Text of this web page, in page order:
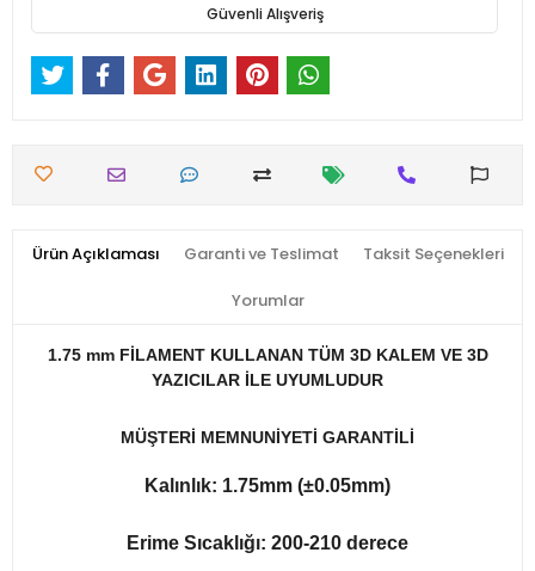
Güvenli Alışveriş
Ürün Açıklaması Garanti ve Teslimat Taksit Seçenekleri
Yorumlar
1.75 mm FİLAMENT KULLANAN TÜM 3D KALEM VE 3D
YAZICILAR İLE UYUMLUDUR
MÜŞTERİ MEMNUNİYETİ GARANTİLİ
Kalınlık: 1.75mm (±0.05mm)
Erime Sıcaklığı: 200-210 derece